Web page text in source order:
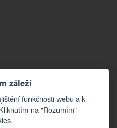
záleží
funkčnosti webu a k
na "Rozumím"